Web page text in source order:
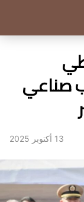
صناعي
13 أكتوبر 2025